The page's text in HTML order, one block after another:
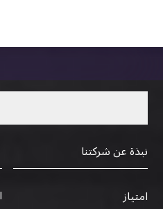
نبذة عن شركتنا
امتياز